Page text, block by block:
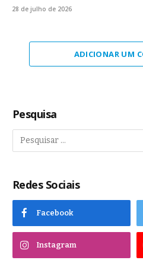
28 de julho de 2026
ADICIONAR UM
Pesquisa
Redes Sociais
Facebook
Instagram